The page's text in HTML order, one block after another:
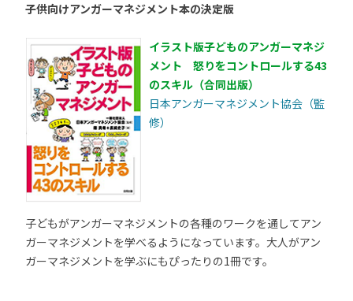
子供向けアンガーマネジメント本の決定版
イラスト版子どものアンガーマネジ
メント 怒りをコントロールする43
のスキル（合同出版）
日本アンガーマネジメント協会（監
修）
子どもがアンガーマネジメントの各種のワークを通してアン
ガーマネジメントを学べるようになっています。大人がアン
ガーマネジメントを学ぶにもぴったりの1冊です。